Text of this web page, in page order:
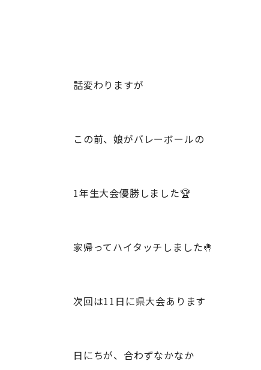
話変わりますが
この前、娘がバレーボールの
1年生大会優勝しました🏆
家帰ってハイタッチしました🤚
次回は11日に県大会あります
日にちが、合わずなかなか